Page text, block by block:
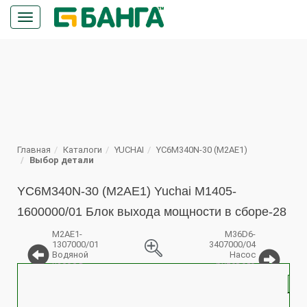
Кнопка
меню
Главная Каталоги YUCHAI
YC6M340N-30 (M2AE1)
Выбор детали
YC6M340N-30 (M2AE1) Yuchai M1405-
1600000/01 Блок выхода мощности в сборе-28
M2AE1-
1307000/01
Водяной
насос в
M36D6-
3407000/04
Насос
рулевого